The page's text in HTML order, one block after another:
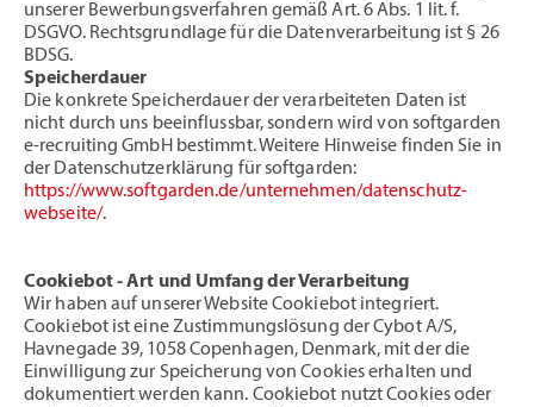
unserer Bewerbungsverfahren gemäß Art. 6 Abs. 1 lit. f.
DSGVO. Rechtsgrundlage für die Datenverarbeitung ist § 26
BDSG.
Speicherdauer
Die konkrete Speicherdauer der verarbeiteten Daten ist
nicht durch uns beeinflussbar, sondern wird von softgarden
e-recruiting GmbH bestimmt. Weitere Hinweise finden Sie in
der Datenschutzerklärung für softgarden:
https://www.softgarden.de/unternehmen/datenschutz-
webseite/.
Cookiebot - Art und Umfang der Verarbeitung
Wir haben auf unserer Website Cookiebot integriert.
Cookiebot ist eine Zustimmungslösung der Cybot A/S,
Havnegade 39, 1058 Copenhagen, Denmark, mit der die
Einwilligung zur Speicherung von Cookies erhalten und
dokumentiert werden kann. Cookiebot nutzt Cookies oder